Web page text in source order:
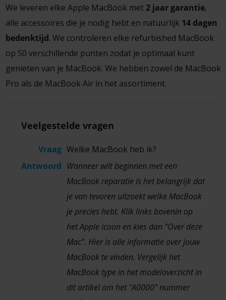
We leveren elke Apple MacBook met 2 jaar garantie,
alle accessoires die je nodig hebt en natuurlijk 14 dagen
bedenktijd. We controleren elke refurbished MacBook
op 50 verschillende punten zodat je optimaal kunt
genieten van je MacBook. We hebben zowel de MacBook
Pro als de MacBook Air in het assortiment.
Veelgestelde vragen
Vraag Welke MacBook heb ik?
Antwoord Wanneer wilt beginnen met een
MacBook reparatie is het belangrijk dat
je van tevoren uitzoekt welke MacBook
je precies hebt. Klik links bovenin op
het Apple icoon en kies dan "Over deze
Mac". Hier is alle informatie over jouw
MacBook te vinden. Vergelijk het
MacBook type in het modeloverzicht in
dit artikel om het "A0000" nummer